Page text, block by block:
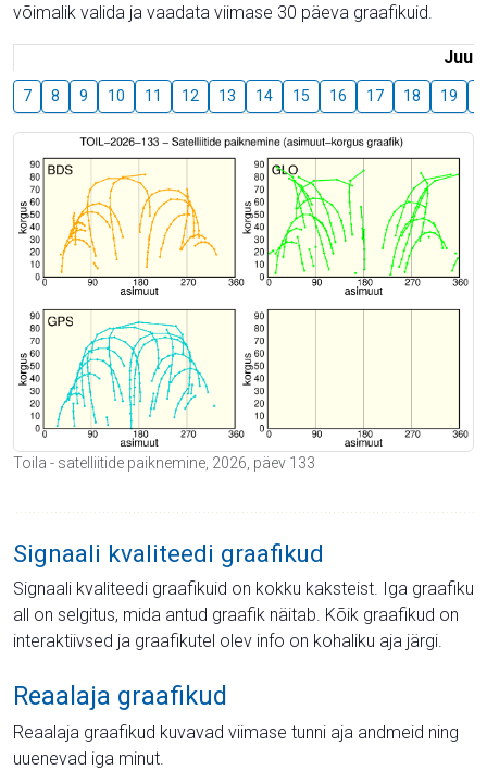
võimalik valida ja vaadata viimase 30 päeva graafikuid.
Juuli
7 8 9 10 11 12 13 14 15 16 17 18 19
Toila - satelliitide paiknemine, 2026, päev 133
Signaali kvaliteedi graafikud
Signaali kvaliteedi graafikuid on kokku kaksteist. Iga graafiku
all on selgitus, mida antud graafik näitab. Kõik graafikud on
interaktiivsed ja graafikutel olev info on kohaliku aja järgi.
Reaalaja graafikud
Reaalaja graafikud kuvavad viimase tunni aja andmeid ning
uuenevad iga minut.